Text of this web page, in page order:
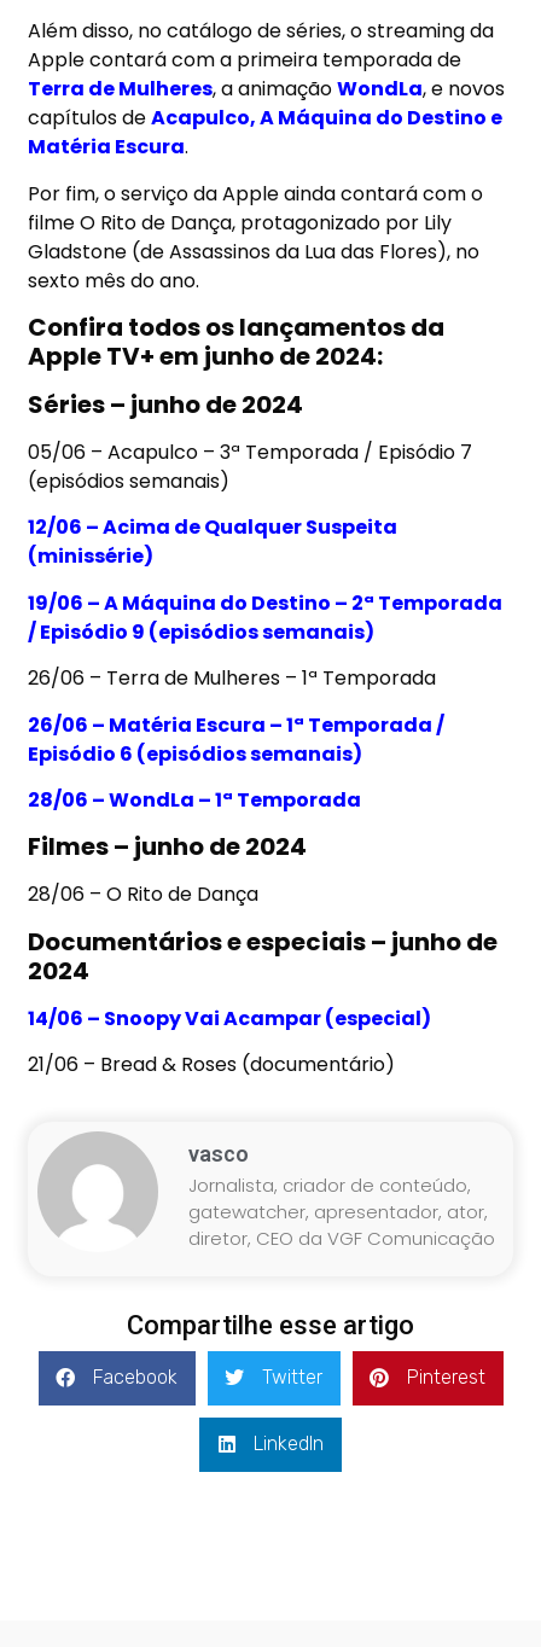
Além disso, no catálogo de séries, o streaming da
Apple contará com a primeira temporada de
Terra de Mulheres, a animaçãoWondLa, e novos
capítulos deAcapulco, A Máquina do Destino e
Matéria Escura.
Por fim, o serviço da Apple ainda contará com o
filme O Rito de Dança, protagonizado por Lily
Gladstone (de Assassinos da Lua das Flores), no
sexto mês do ano.
Confira todos os lançamentos da
Apple TV+ em junho de 2024:
Séries – junho de 2024
05/06 – Acapulco – 3ª Temporada / Episódio 7
(episódios semanais)
12/06 – Acima de Qualquer Suspeita
(minissérie)
19/06 – A Máquina do Destino – 2ª Temporada
/ Episódio 9 (episódios semanais)
26/06 – Terra de Mulheres – 1ª Temporada
26/06 – Matéria Escura – 1ª Temporada /
Episódio 6 (episódios semanais)
28/06 – WondLa – 1ª Temporada
Filmes – junho de 2024
28/06 – O Rito de Dança
Documentários e especiais – junho de
2024
14/06 – Snoopy Vai Acampar (especial)
21/06 – Bread & Roses (documentário)
vasco
Jornalista, criador de conteúdo,
gatewatcher, apresentador, ator,
diretor, CEO da VGF Comunicação
Compartilhe esse artigo
Facebook Twitter Pinterest
LinkedIn